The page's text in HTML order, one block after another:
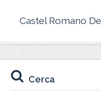
Castel Romano
Cerca